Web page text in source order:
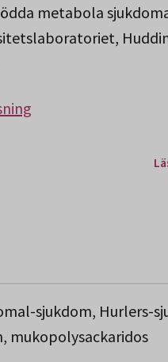
metabola
sjukdom, Hurlers-
mukopolysackaridos